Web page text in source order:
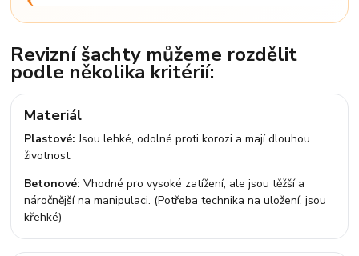
Revizní šachty můžeme rozdělit
podle několika kritérií:
Materiál
Plastové: Jsou lehké, odolné proti korozi a mají dlouhou
životnost.
Betonové: Vhodné pro vysoké zatížení, ale jsou těžší a
náročnější na manipulaci. (Potřeba technika na uložení, jsou
křehké)